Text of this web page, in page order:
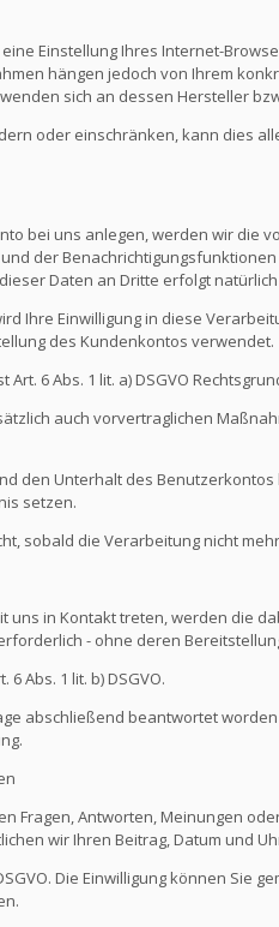
Einstellung Ihres Internet-
hängen jedoch von Ihrem
sich an dessen Hersteller
oder einschränken, kann dies
bei uns anlegen, werden wir die
der
Daten an Dritte erfolgt
Ihre Einwilligung in diese
des Kundenkontos verwendet.
6 Abs. 1 lit. a) DSGVO
auch vorvertraglichen
den Unterhalt des
setzen.
sobald die Verarbeitung nicht
uns in Kontakt treten, werden die
- ohne deren
Abs. 1 lit. b) DSGVO.
abschließend beantwortet
Fragen, Antworten, Meinungen
wir Ihren Beitrag, Datum und
Die Einwilligung können Sie